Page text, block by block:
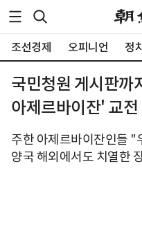
조선경제 오피니언 정
국민청원 게시판까
아제르바이잔' 교전
주한 아제르바이잔인들 "
양국 해외에서도 치열한